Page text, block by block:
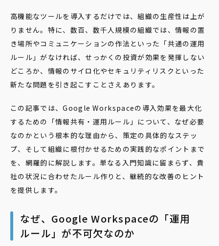
高機能なツールを導入するだけでは、組織の生産性は上が
りません。特に、数百、数千人規模の組織では、情報の置
き場所やコミュニケーションの作法といった「共通の運用
ルール」がなければ、せっかくの投資が効果を発揮しない
どころか、情報のサイロ化やセキュリティリスクといった
新たな問題を引き起こすことさえあります。
この記事では、Google Workspaceの導入効果を最大化
するための「情報共有・運用ルール」について、なぜ必要
なのかという根本的な理由から、策定の具体的なステッ
プ、そして組織に根付かせるための実践的なポイントまで
を、網羅的に解説します。単なる入門知識に留まらず、貴
社の状況に合わせたルール作りと、継続的な改善のヒント
を提供します。
なぜ、Google Workspaceの「運用
ルール」が不可欠なのか